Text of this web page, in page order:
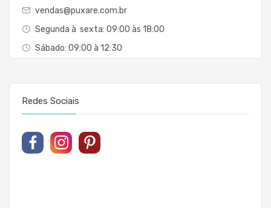
vendas@puxare.com.br
Segunda à sexta: 09:00 às 18:00
Sábado: 09:00 à 12:30
Redes Sociais